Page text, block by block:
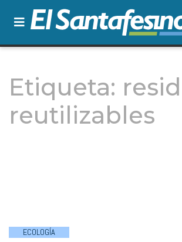
Etiqueta:
reutilizables
ECOLOGÍA